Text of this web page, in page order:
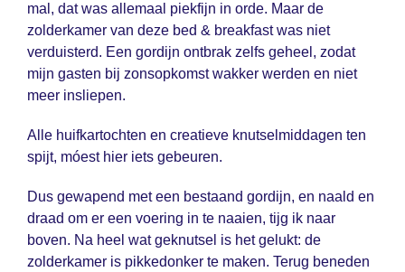
mal, dat was allemaal piekfijn in orde. Maar de
zolderkamer van deze bed & breakfast was niet
verduisterd. Een gordijn ontbrak zelfs geheel, zodat
mijn gasten bij zonsopkomst wakker werden en niet
meer insliepen.
Alle huifkartochten en creatieve knutselmiddagen ten
spijt, móest hier iets gebeuren.
Dus gewapend met een bestaand gordijn, en naald en
draad om er een voering in te naaien, tijg ik naar
boven. Na heel wat geknutsel is het gelukt: de
zolderkamer is pikkedonker te maken. Terug beneden